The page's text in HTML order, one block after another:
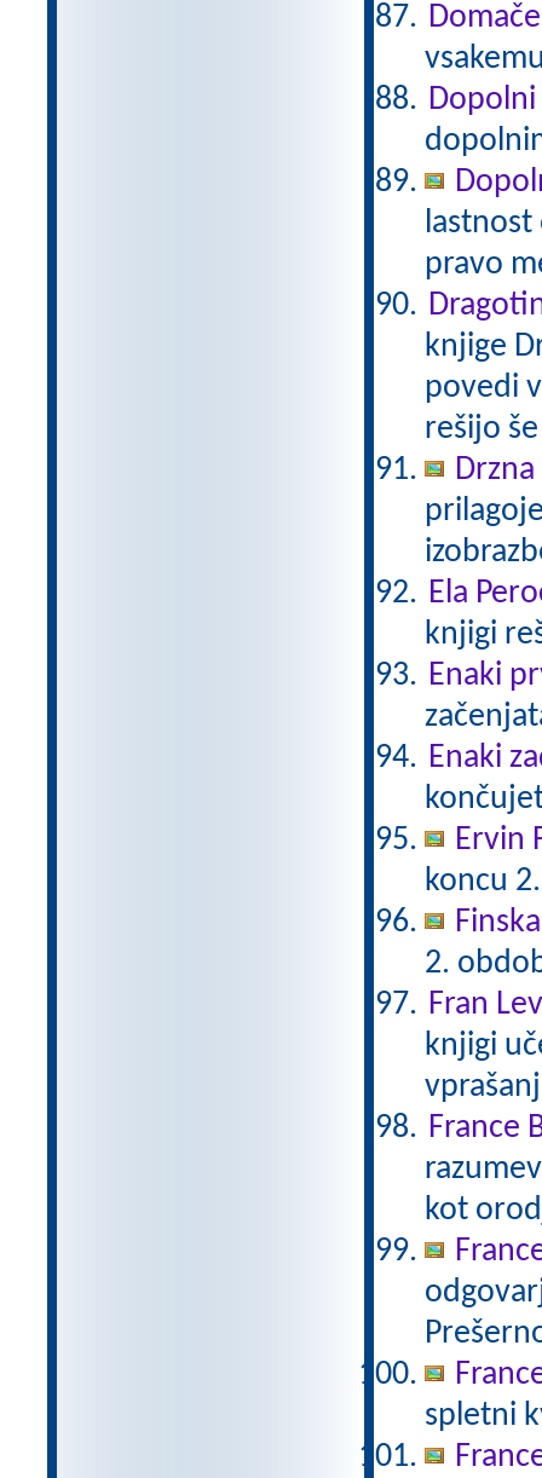
lastnost
pravo
knjige
povedi
rešijo
Ela
knjigi
Enaki
Enaki
Ervin
koncu
2.
Fran
knjigi
France
kot
spletni